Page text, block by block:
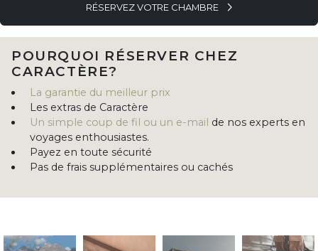
RÉSERVEZ VOTRE CHAMBRE
POURQUOI RÉSERVER CHEZ
CARACTÈRE?
La garantie du meilleur prix
Les extras de Caractère
Un simple coup de fil ou un e-mail de nos experts en
voyages enthousiastes.
Payez en toute sécurité
Pas de frais supplémentaires ou cachés